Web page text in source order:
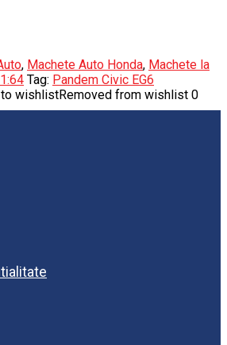
, Machete Auto Honda, Machete la
Tag: Pandem Civic EG6
wishlistRemoved from wishlist 0